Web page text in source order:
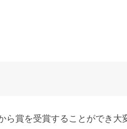
賞を受賞することができ大